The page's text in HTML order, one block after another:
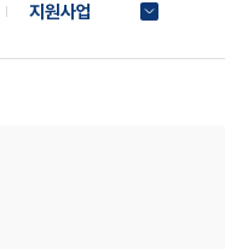
지원사업